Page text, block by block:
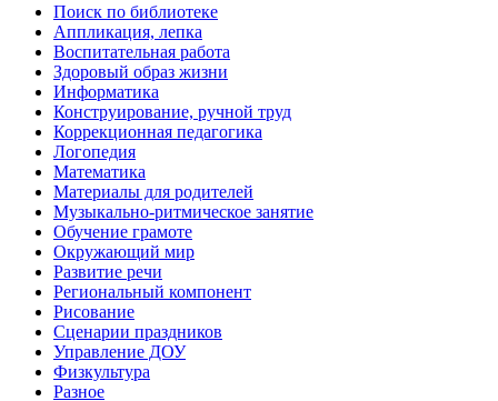
Поиск по библиотеке
Аппликация, лепка
Воспитательная работа
Здоровый образ жизни
Информатика
Конструирование, ручной труд
Коррекционная педагогика
Логопедия
Математика
Материалы для родителей
Музыкально-ритмическое занятие
Обучение грамоте
Окружающий мир
Развитие речи
Региональный компонент
Рисование
Сценарии праздников
Управление ДОУ
Физкультура
Разное